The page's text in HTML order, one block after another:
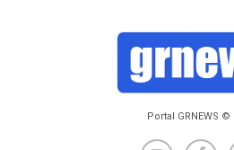
Portal GRNEWS ©